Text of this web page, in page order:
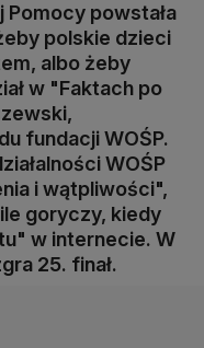
powstała
polskie dzieci
albo żeby
w "Faktach po
fundacji WOŚP.
WOŚP
i wątpliwości",
goryczy, kiedy
w internecie. W
25. finał.